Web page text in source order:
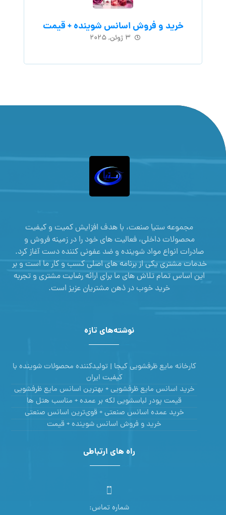
خرید و فروش اسانس شوینده + قیمت
۳ ژوئن, ۲۰۲۵
مجموعه ستیا صنعت، با هدف افزایش کمیت و کیفیت
محصولات داخلی، فعالیت های خود را در زمینه فروش و
صادرات انواع مواد شوینده و ضد عفونی کننده دست آغاز کرد.
خدمات مشتری یکی از برنامه های اصلی کسب و کار ما است و بر
این اساس تمام تلاش های ما برای ارائه رضایت مشتری و تجربه
خرید خوب در ذهن مشتریان عزیز است.
نوشته‌های تازه
کارخانه مایع ظرفشویی کیجا | تولیدکننده محصولات شوینده با
کیفیت ایران
خرید اسانس مایع ظرفشویی + بهترین اسانس مایع ظرفشویی
قیمت پودر لباسشویی لکه بر عمده + مناسب هتل ها
خرید عمده اسانس صنعتی + قوی‌ترین اسانس‌ صنعتی
خرید و فروش اسانس شوینده + قیمت
راه های ارتباطی
شماره تماس: